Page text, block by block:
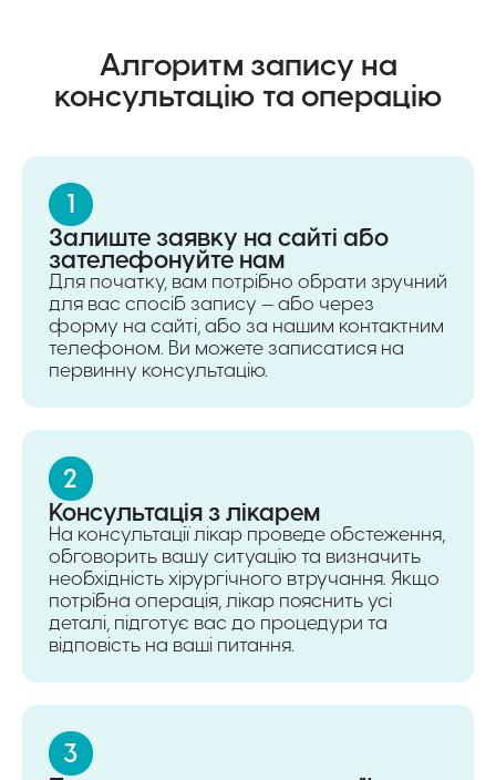
Алгоритм запису на
консультацію та операцію
1
Залиште заявку на сайті або
зателефонуйте нам
Для початку, вам потрібно обрати зручний
для вас спосіб запису — або через
форму на сайті, або за нашим контактним
телефоном. Ви можете записатися на
первинну консультацію.
2
Консультація з лікарем
На консультації лікар проведе обстеження,
обговорить вашу ситуацію та визначить
необхідність хірургічного втручання. Якщо
потрібна операція, лікар пояснить усі
деталі, підготує вас до процедури та
відповість на ваші питання.
3